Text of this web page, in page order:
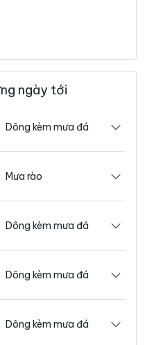
ngày tới
Dông kèm mưa đá
Mưa rào
Dông kèm mưa đá
Dông kèm mưa đá
Dông kèm mưa đá